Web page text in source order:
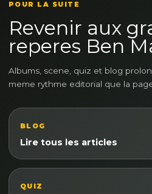
POUR LA SUITE
Revenir aux
reperes Ben
Albums, scene, quiz et blog
meme rythme editorial que la
BLOG
Lire tous les articles
QUIZ